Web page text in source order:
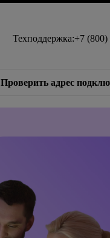
Техподдержка:+7 (800)
Проверить адрес